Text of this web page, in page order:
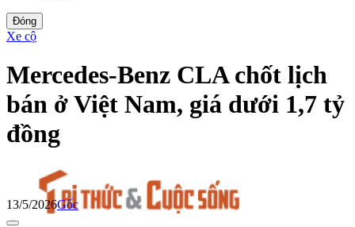
Đóng
Xe cộ
Mercedes-Benz CLA chốt lịch
bán ở Việt Nam, giá dưới 1,7 tỷ
đồng
13/5/2026Gốc